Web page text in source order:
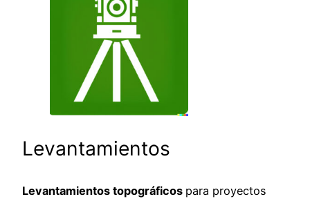
Levantamientos
Levantamientos topográficos para proyectos